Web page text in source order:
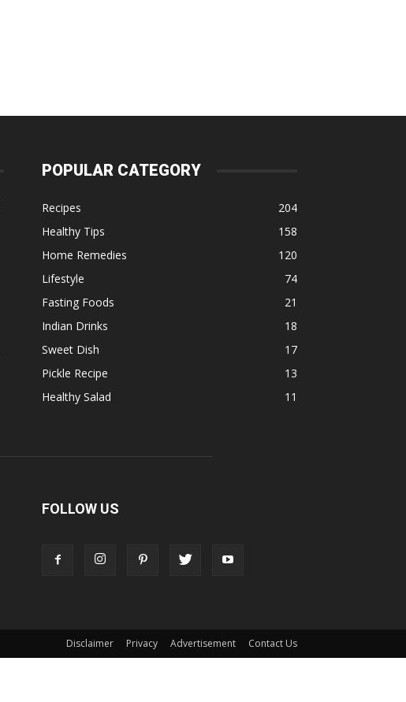
POPULAR CATEGORY
Recipes
204
Healthy Tips
158
Home Remedies
120
Lifestyle
74
Fasting Foods
21
Indian Drinks
18
Sweet Dish
17
Pickle Recipe
13
Healthy Salad
11
FOLLOW US
Disclaimer Privacy Advertisement Contact Us